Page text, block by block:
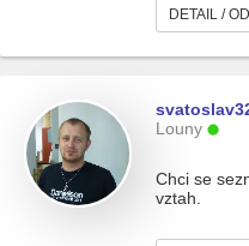
DETAIL /
Louny
Chci se
vztah.